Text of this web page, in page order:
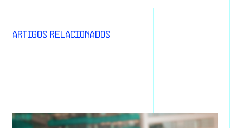
Artigos relacionados